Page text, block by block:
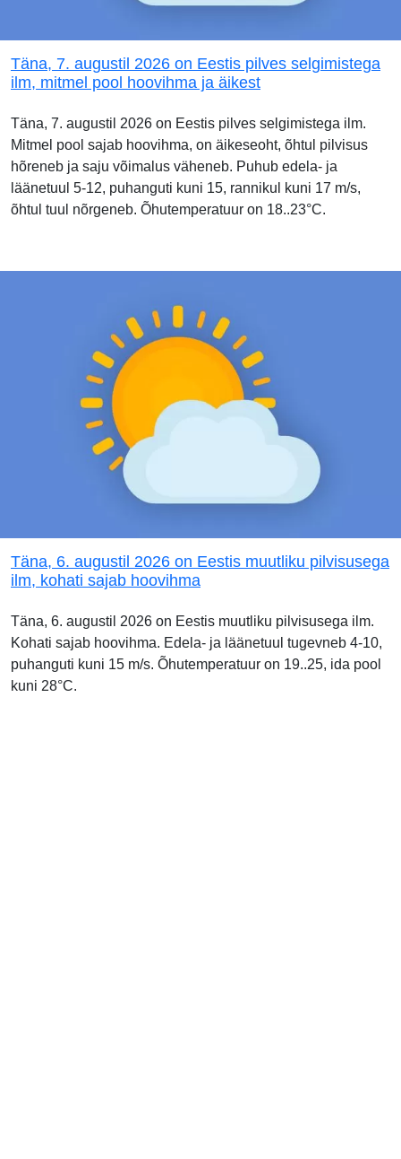
Täna, 7. augustil 2026 on Eestis pilves selgimistega
ilm, mitmel pool hoovihma ja äikest
Täna, 7. augustil 2026 on Eestis pilves selgimistega ilm.
Mitmel pool sajab hoovihma, on äikeseoht, õhtul pilvisus
hõreneb ja saju võimalus väheneb. Puhub edela- ja
läänetuul 5-12, puhanguti kuni 15, rannikul kuni 17 m/s,
õhtul tuul nõrgeneb. Õhutemperatuur on 18..23°C.
Täna, 6. augustil 2026 on Eestis muutliku pilvisusega
ilm, kohati sajab hoovihma
Täna, 6. augustil 2026 on Eestis muutliku pilvisusega ilm.
Kohati sajab hoovihma. Edela- ja läänetuul tugevneb 4-10,
puhanguti kuni 15 m/s. Õhutemperatuur on 19..25, ida pool
kuni 28°C.